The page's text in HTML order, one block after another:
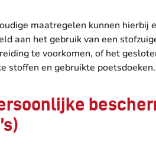
maatregelen kunnen hierbij
aan het gebruik van een
te voorkomen, of het
stoffen en gebruikte poetsdoeken.